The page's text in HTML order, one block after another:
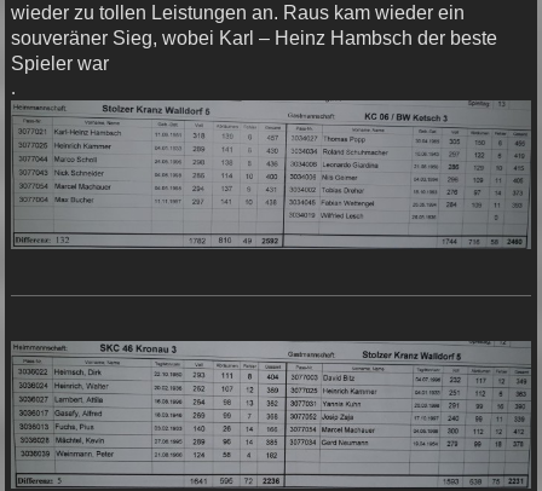
wieder zu tollen Leistungen an. Raus kam wieder ein
souveräner Sieg, wobei Karl – Heinz Hambsch der beste
Spieler war
.